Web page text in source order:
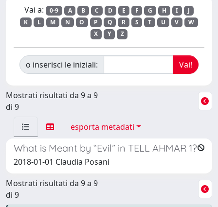
Vai a: 0-9 A B C D E F G H I
J
K
L M N O P Q R S T U V
W
X
Y Z
o inserisci le iniziali:
Mostrati risultati da 9 a 9
di 9
esporta metadati
What is Meant by “Evil” in TELL AHMAR 1?
2018-01-01 Claudia Posani
Mostrati risultati da 9 a 9
di 9